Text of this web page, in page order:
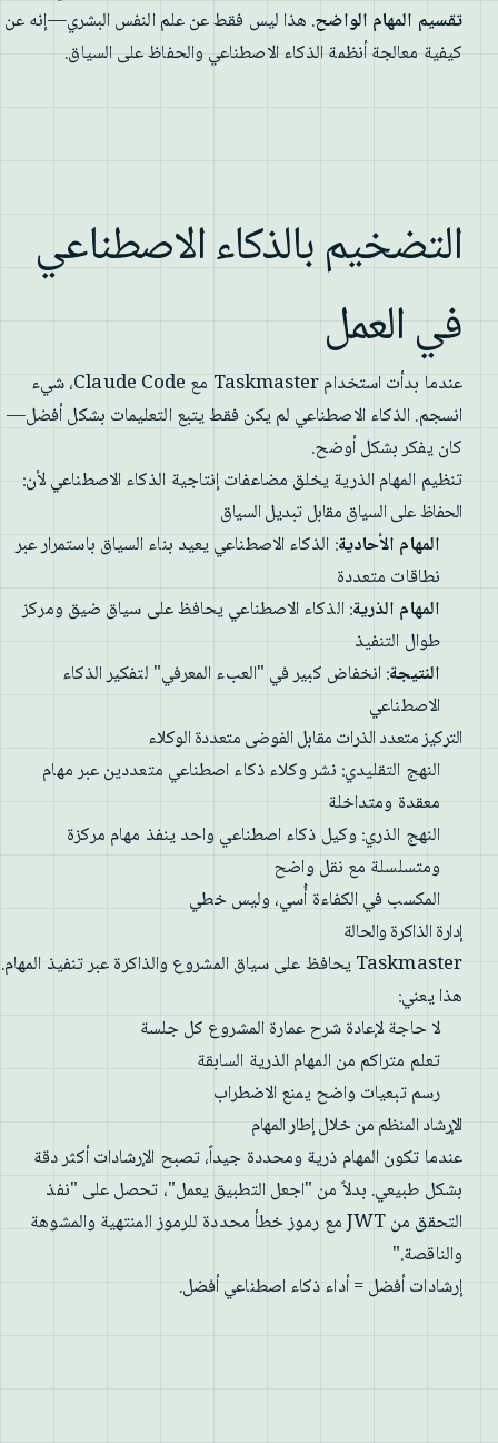
تقسيم المهام الواضح. هذا ليس فقط عن علم النفس البشري—إنه عن
كيفية معالجة أنظمة الذكاء الاصطناعي والحفاظ على السياق.
التضخيم بالذكاء الاصطناعي
في العمل
عندما بدأت استخدام Taskmaster مع Claude Code، شيء
انسجم. الذكاء الاصطناعي لم يكن فقط يتبع التعليمات بشكل أفضل—
كان يفكر بشكل أوضح.
تنظيم المهام الذرية يخلق مضاعفات إنتاجية الذكاء الاصطناعي لأن:
الحفاظ على السياق مقابل تبديل السياق
المهام الأحادية: الذكاء الاصطناعي يعيد بناء السياق باستمرار عبر
نطاقات متعددة
المهام الذرية: الذكاء الاصطناعي يحافظ على سياق ضيق ومركز
طوال التنفيذ
النتيجة: انخفاض كبير في "العبء المعرفي" لتفكير الذكاء
الاصطناعي
التركيز متعدد الذرات مقابل الفوضى متعددة الوكلاء
النهج التقليدي: نشر وكلاء ذكاء اصطناعي متعددين عبر مهام
معقدة ومتداخلة
النهج الذري: وكيل ذكاء اصطناعي واحد ينفذ مهام مركزة
ومتسلسلة مع نقل واضح
المكسب في الكفاءة أُسي، وليس خطي
إدارة الذاكرة والحالة
Taskmaster يحافظ على سياق المشروع والذاكرة عبر تنفيذ المهام.
هذا يعني:
لا حاجة لإعادة شرح عمارة المشروع كل جلسة
تعلم متراكم من المهام الذرية السابقة
رسم تبعيات واضح يمنع الاضطراب
الإرشاد المنظم من خلال إطار المهام
عندما تكون المهام ذرية ومحددة جيداً، تصبح الإرشادات أكثر دقة
بشكل طبيعي. بدلاً من "اجعل التطبيق يعمل"، تحصل على "نفذ
التحقق من JWT مع رموز خطأ محددة للرموز المنتهية والمشوهة
والناقصة."
إرشادات أفضل = أداء ذكاء اصطناعي أفضل.